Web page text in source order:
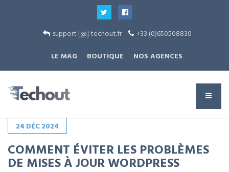
support [@] techout.fr
+33 (0)650508830
LE MAG
BOUTIQUE NOS AGENCES
24 DÉC2024
COMMENT ÉVITER LES PROBLÈMES
DE MISES À JOUR WORDPRESS